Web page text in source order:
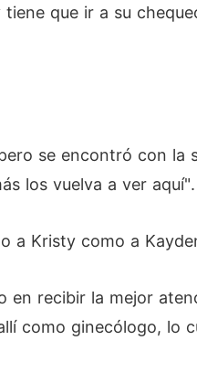
que ir a su
se encontró con la
los vuelva a ver aquí".
a Kristy como a
recibir la mejor
como ginecólogo, lo